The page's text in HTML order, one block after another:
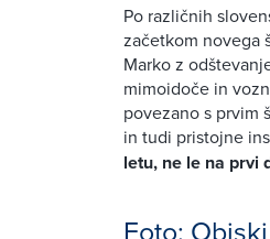
Po različnih
začetkom novega
Marko z
mimoidoče in
povezano s prvim
in tudi pristojne
letu, ne le na prvi
Foto: